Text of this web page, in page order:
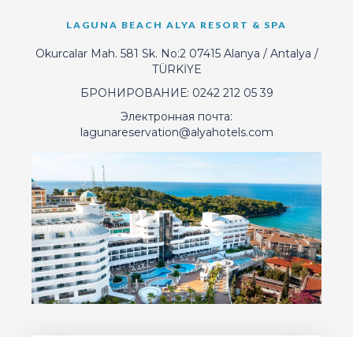
LAGUNA BEACH ALYA RESORT & SPA
Okurcalar Mah. 581 Sk. No:2 07415 Alanya / Antalya /
TÜRKİYE
БРОНИРОВАНИЕ: 0242 212 05 39
Электронная почта:
lagunareservation@alyahotels.com